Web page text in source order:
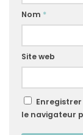
Nom *
Site web
le navigateur